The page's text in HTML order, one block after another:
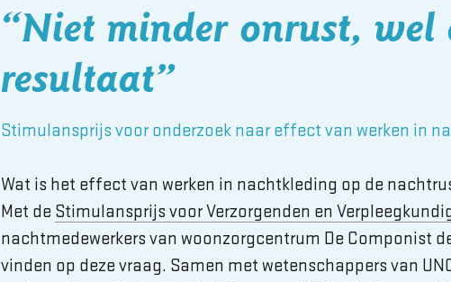
“Niet minder onrust, wel
resultaat”
Stimulansprijs voor onderzoek naar effect van werken in
Wat is het effect van werken in nachtkleding op de
Met de Stimulansprijs voor Verzorgenden en
nachtmedewerkers van woonzorgcentrum De Componist
vinden op deze vraag. Samen met wetenschappers van